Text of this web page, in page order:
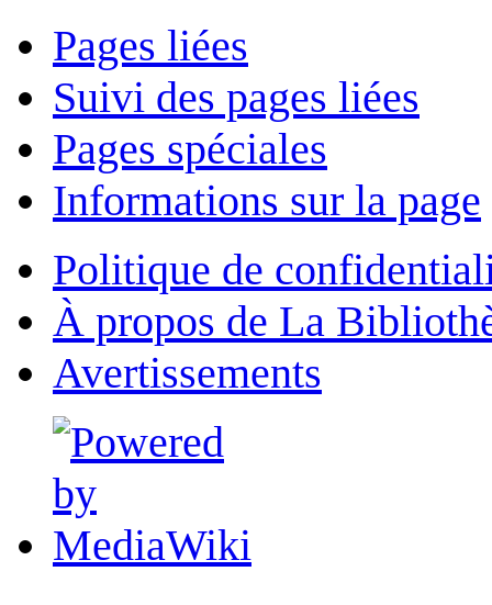
Pages liées
Suivi des pages liées
Pages spéciales
Informations sur la page
Politique de
À propos de La
Avertissements